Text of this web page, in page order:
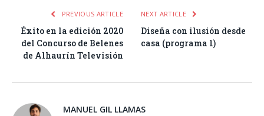
PREVIOUS ARTICLE
Éxito en la edición 2020
del Concurso de Belenes
de Alhaurín Televisión
NEXT ARTICLE
Diseña con ilusión desde
casa (programa 1)
MANUEL GIL LLAMAS